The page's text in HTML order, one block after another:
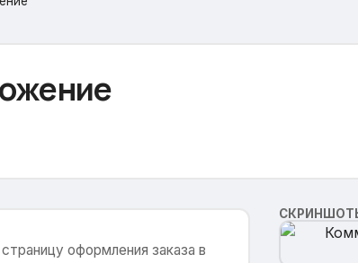
оформления заказа в